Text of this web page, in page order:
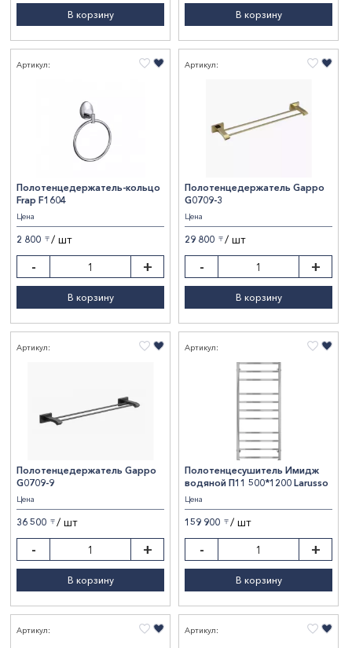
В корзину В корзину
Артикул:
Полотенцедержатель-кольцо
Frap F1604
Цена
2 800 〒 / шт
- +
В корзину
Артикул:
Полотенцедержатель Gappo
G0709-3
Цена
29 800 〒 / шт
- +
В корзину
Артикул:
Полотенцедержатель Gappo
G0709-9
Цена
36 500 〒 / шт
- +
В корзину
Артикул:
Полотенцесушитель Имидж
водяной П11 500*1200 Larusso
Цена
159 900 〒 / шт
- +
В корзину
Артикул: Артикул: